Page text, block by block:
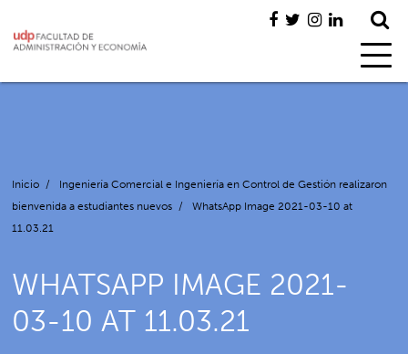
Inicio /
Ingeniería Comercial e Ingeniería en Control de Gestión realizaron
bienvenida a estudiantes nuevos /
WhatsApp Image 2021-03-10 at
11.03.21
WHATSAPP IMAGE 2021-
03-10 AT 11.03.21